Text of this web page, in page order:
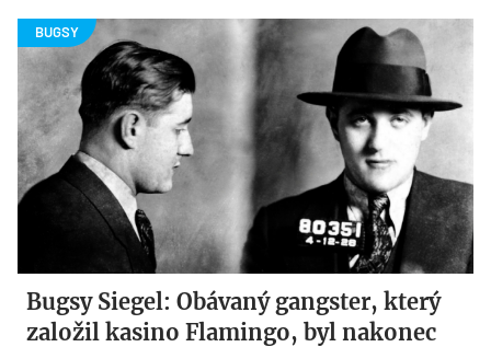
Bugsy Siegel: Obávaný gangster, který
založil kasino Flamingo, byl nakonec